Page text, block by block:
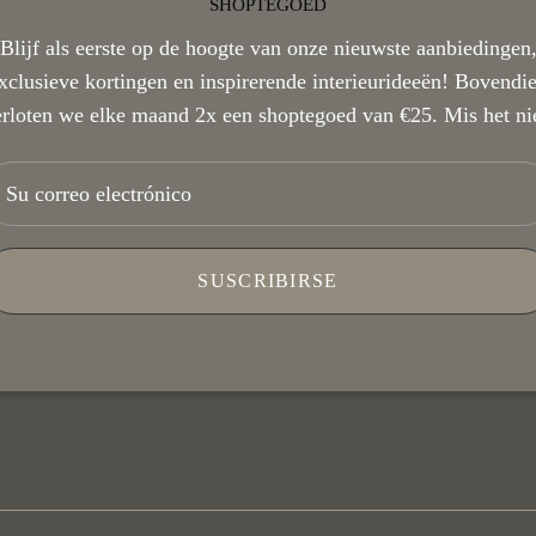
30 dagen retourtermijn
Kom langs in de
SHOPTEGOED
Blijf als eerste op de hoogte van onze nieuwste aanbiedingen,
kortingen en inspirerende interieurideeën!
we elke maand 2x een shoptegoed van €25. Mis het
SUSCRIBIRSE